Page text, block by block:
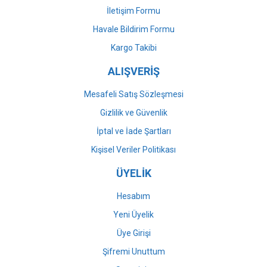
Gönder
İletişim Formu
Havale Bildirim Formu
Kargo Takibi
ALIŞVERİŞ
Mesafeli Satış Sözleşmesi
Gizlilik ve Güvenlik
İptal ve İade Şartları
Kişisel Veriler Politikası
ÜYELİK
Hesabım
Yeni Üyelik
Üye Girişi
Şifremi Unuttum